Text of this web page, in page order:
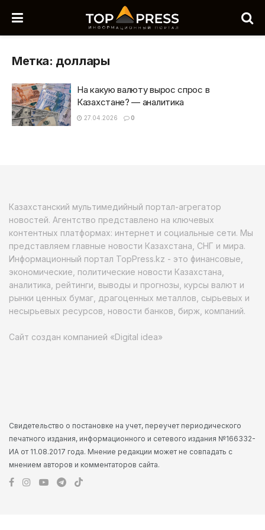
Метка: доллары
На какую валюту вырос спрос в
Казахстане? — аналитика
27.04.2026 0
Казахстанский мультимедийный портал-агрегатор
новостей. Агентство представлено на ключевых
контентных платформах: интернет и социальные сети. Мы
представляем главные новости Казахстана, СНГ и мира.
Информационный портал TopPress.kz - это финансовые,
экономические, политические новости Казахстана,
аналитика, рейтинги, выводы и прогнозы, курсы валют и
рынки ценных бумаг, драгоценных металлов, сырьевых и
несырьевых ресурсов, новости банков, бирж, компаний.
Сайт создан компанией «Digital idea»
Свидетельство о постановке на учет, переучет периодического
печатного издания, информационного и сетевого издания №166332-
ИА от 11.08.2017 года. Мнение редакции может не совпадать с
мнением авторов и комментаторов сайта.